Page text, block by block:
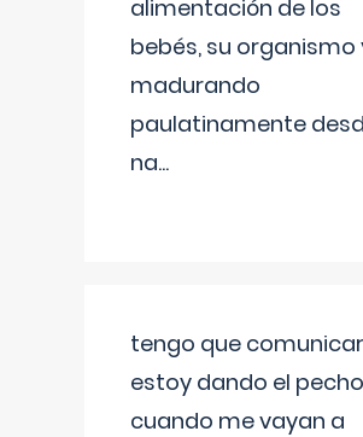
alimentación de los
bebés, su organismo
madurando
paulatinamente
na...
tengo que
estoy dando el pecho
cuando me vayan a